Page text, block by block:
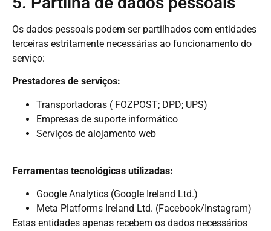
Os dados pessoais podem ser partilhados com entidades
terceiras estritamente necessárias ao funcionamento do
serviço:
Prestadores de serviços:
Transportadoras ( FOZPOST; DPD; UPS)
Empresas de suporte informático
Serviços de alojamento web
Ferramentas tecnológicas utilizadas:
Google Analytics (Google Ireland Ltd.)
Meta Platforms Ireland Ltd. (Facebook/Instagram)
Estas entidades apenas recebem os dados necessários